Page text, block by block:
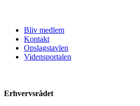
Bliv medlem
Kontakt
Opslagstavlen
Vidensportalen
Erhvervsrådet